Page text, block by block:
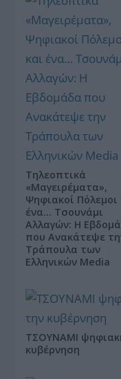
Τηλεοπτικά
«Μαγειρέματα»,
Ψηφιακοί Πόλεμοι
ένα… Τσουνάμι
Αλλαγών: Η
που Ανακάτεψε
Τράπουλα των
Ελληνικών Media
ΤΣΟΥΝΑΜΙ
κυβέρνηση